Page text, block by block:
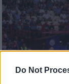
Do Not